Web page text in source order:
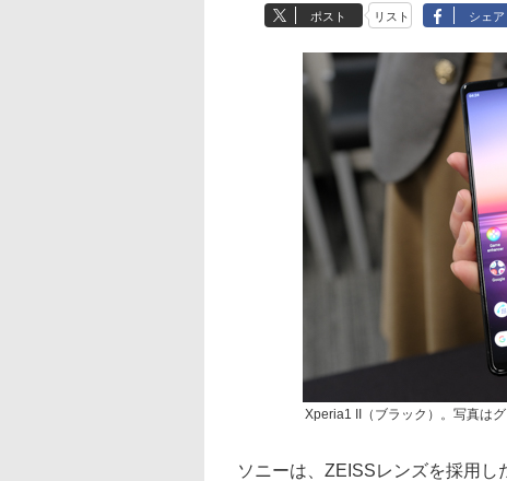
ポスト リスト シェア
Xperia1 II（ブラック）。写真は
ソニーは、ZEISSレンズを採用し